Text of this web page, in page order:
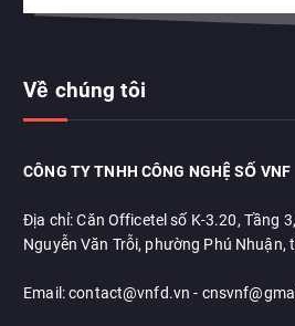
Về chúng tôi
CÔNG TY TNHH CÔNG NGHỆ SỐ VNF
Địa chỉ: Căn Officetel số K-3.20, Tầng
Nguyễn Văn Trỗi, phường Phú Nhuận,
Email: contact@vnfd.vn -